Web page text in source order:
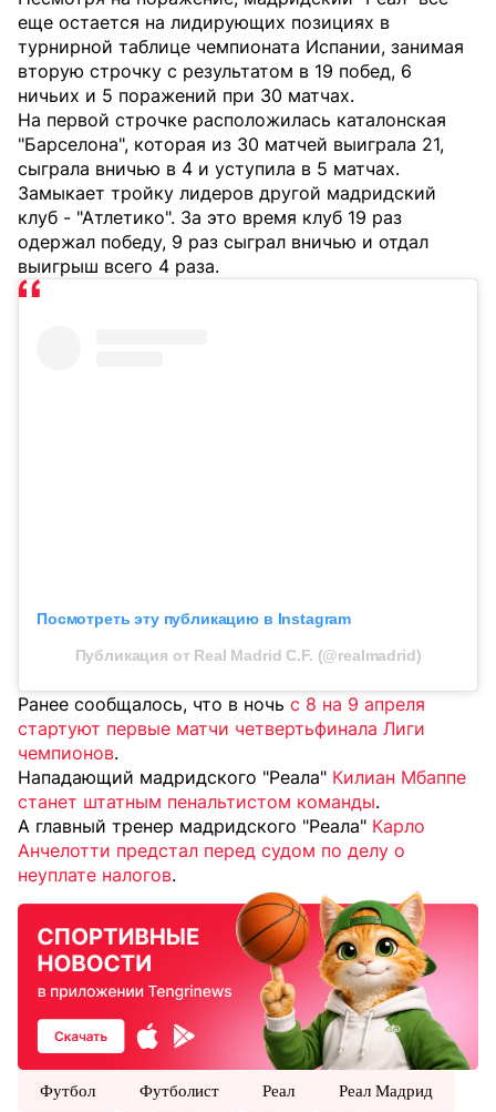
еще остается на лидирующих позициях в
турнирной таблице чемпионата Испании, занимая
вторую строчку с результатом в 19 побед, 6
ничьих и 5 поражений при 30 матчах.
На первой строчке расположилась каталонская
"Барселона", которая из 30 матчей выиграла 21,
сыграла вничью в 4 и уступила в 5 матчах.
Замыкает тройку лидеров другой мадридский
клуб - "Атлетико". За это время клуб 19 раз
одержал победу, 9 раз сыграл вничью и отдал
выигрыш всего 4 раза.
Посмотреть эту публикацию в Instagram
Публикация от Real Madrid C.F. (@realmadrid)
Ранее сообщалось, что в ночь с 8 на 9 апреля
стартуют первые матчи четвертьфинала Лиги
чемпионов.
Нападающий мадридского "Реала" Килиан Мбаппе
станет штатным пенальтистом команды.
А главный тренер мадридского "Реала" Карло
Анчелотти предстал перед судом по делу о
неуплате налогов.
Футбол Футболист Реал Реал Мадрид